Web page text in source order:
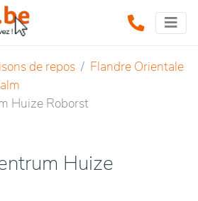
de repos
Flandre Orientale
Huize Roborst
Huize